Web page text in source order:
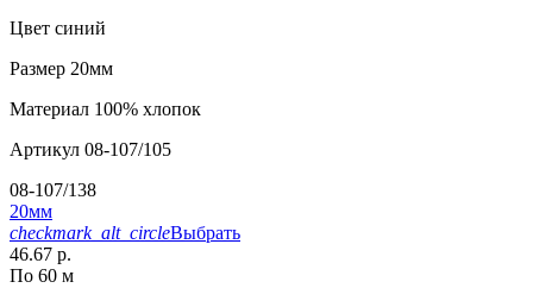
Цвет синий
Размер 20мм
Материал 100% хлопок
Артикул 08-107/105
08-107/138
20мм
checkmark_alt_circleВыбрать
46.67 р.
По 60 м